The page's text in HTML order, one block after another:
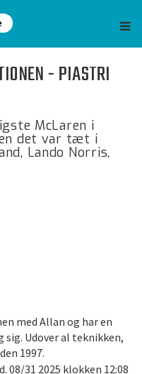
- PIASTRI
McLaren i
det var tæt i
Lando Norris,
med Allan og har en
Udover al teknikken,
1997.
08/31 2025 klokken 12:08